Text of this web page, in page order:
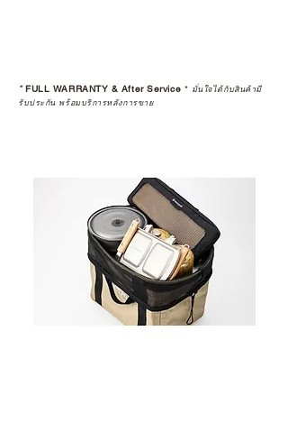
*FULL WARRANTY & After Service * มั่นใจได้กับสินค้ามี
รับประกัน พร้อมบริการหลังการขาย